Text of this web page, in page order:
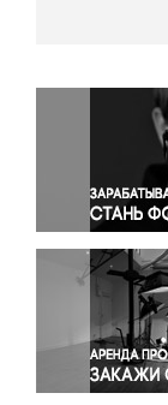
Спорт